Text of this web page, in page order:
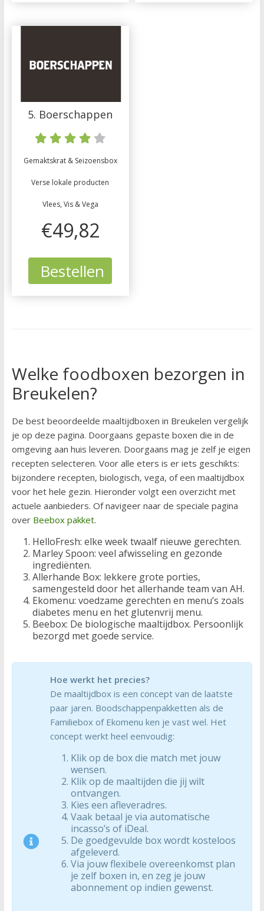
5. Boerschappen
Gemaktskrat & Seizoensbox
Verse lokale producten
Vlees, Vis & Vega
€49,82
Bestellen
Welke foodboxen bezorgen in
Breukelen?
De best beoordeelde maaltijdboxen in Breukelen vergelijk
je op deze pagina. Doorgaans gepaste boxen die in de
omgeving aan huis leveren. Doorgaans mag je zelf je eigen
recepten selecteren. Voor alle eters is er iets geschikts:
bijzondere recepten, biologisch, vega, of een maaltijdbox
voor het hele gezin. Hieronder volgt een overzicht met
actuele aanbieders. Of navigeer naar de speciale pagina
over Beebox pakket.
HelloFresh: elke week twaalf nieuwe gerechten.
Marley Spoon: veel afwisseling en gezonde
ingrediënten.
Allerhande Box: lekkere grote porties,
samengesteld door het allerhande team van AH.
Ekomenu: voedzame gerechten en menu’s zoals
diabetes menu en het glutenvrij menu.
Beebox: De biologische maaltijdbox. Persoonlijk
bezorgd met goede service.
Hoe werkt het precies?
De maaltijdbox is een concept van de laatste
paar jaren. Boodschappenpakketten als de
Familiebox of Ekomenu ken je vast wel. Het
concept werkt heel eenvoudig:
Klik op de box die match met jouw
wensen.
Klik op de maaltijden die jij wilt
ontvangen.
Kies een afleveradres.
Vaak betaal je via automatische
incasso’s of iDeal.
De goedgevulde box wordt kosteloos
afgeleverd.
Via jouw flexibele overeenkomst plan
je zelf boxen in, en zeg je jouw
abonnement op indien gewenst.